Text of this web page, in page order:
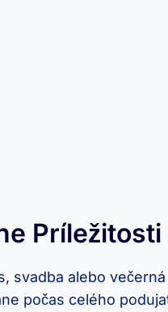
Príležitosti
alebo
počas celého